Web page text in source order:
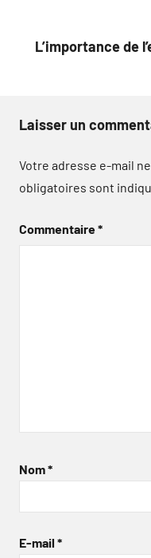
L’importance de
Laisser un
Votre adresse e-mail
obligatoires sont
Commentaire*
Nom*
E-mail *